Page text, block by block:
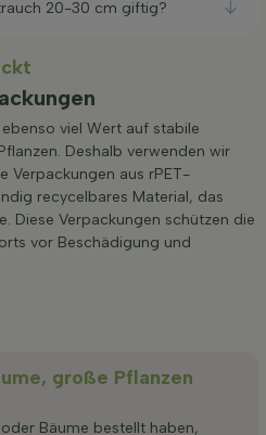
20-30 cm giftig?
viel Wert auf stabile
Deshalb verwenden wir
Verpackungen aus rPET-
recycelbares Material, das
Diese Verpackungen schützen die
vor Beschädigung und
große Pflanzen
Bäume bestellt haben,